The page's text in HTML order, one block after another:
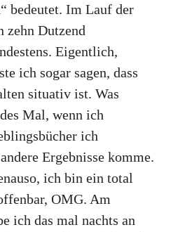
bedeutet. Im Lauf der
zehn Dutzend
Eigentlich,
ich sogar sagen, dass
situativ ist. Was
Mal, wenn ich
ich
Ergebnisse komme.
ich bin ein total
OMG. Am
ich das mal nachts an